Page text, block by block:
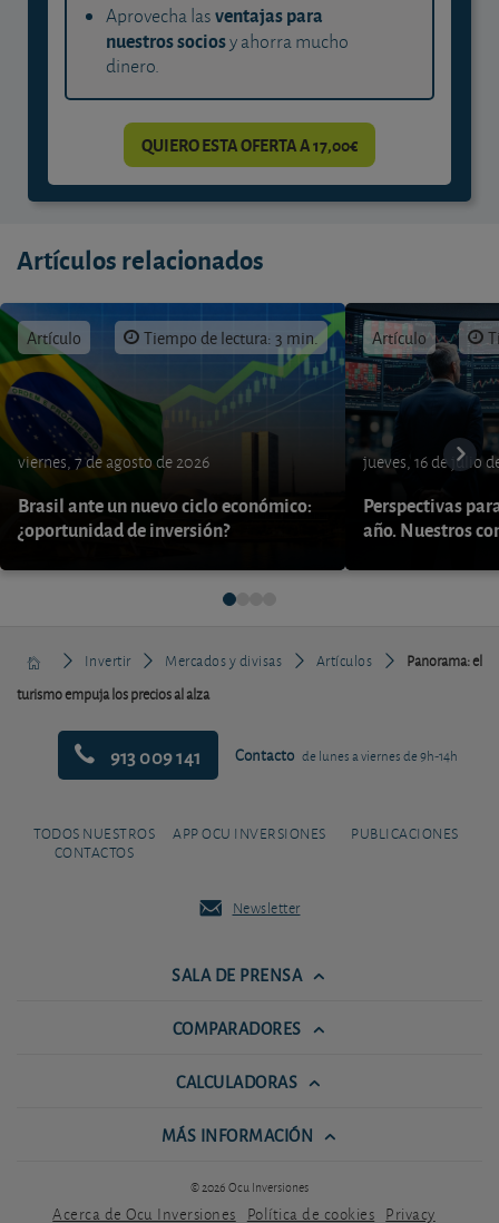
Aprovecha lasventajas para
nuestros sociosy ahorra mucho
dinero.
QUIERO ESTA OFERTA A 17,00€
Artículos relacionados
Artículo Tiempo de lectura: 3 min.
viernes, 7 de agosto de 2026
Brasil ante un nuevo ciclo económico:
¿oportunidad de inversión?
Artículo
jueves, 16 de julio
Perspectivas
año. Nuestros
Invertir Mercados y divisas Artículos
Panorama: el
turismo empuja los precios al alza
913 009 141 Contacto de lunes a viernes de 9h-14h
TODOS NUESTROS
CONTACTOS
APP OCU INVERSIONES PUBLICACIONES
Newsletter
SALA DE PRENSA
COMPARADORES
CALCULADORAS
MÁS INFORMACIÓN
© 2026 Ocu Inversiones
Acerca de Ocu Inversiones Política de cookies Privacy